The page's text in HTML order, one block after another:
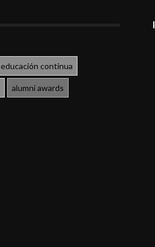
educación continua
alumni awards